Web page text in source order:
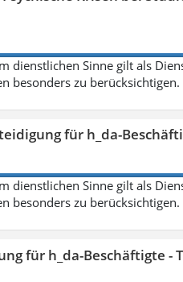
dienstlichen Sinne gilt als
besonders zu berücksichtigen.
für h_da-
dienstlichen Sinne gilt als
besonders zu berücksichtigen.
für h_da-Beschäftigte -